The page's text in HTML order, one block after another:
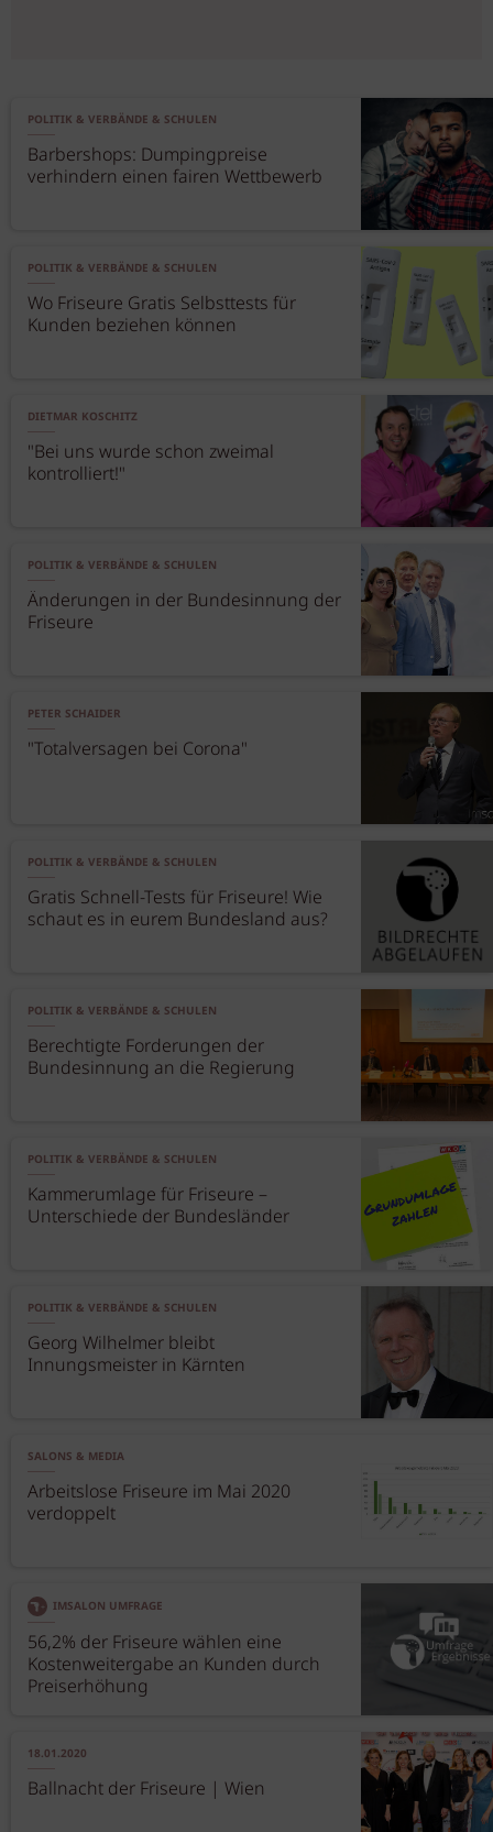
POLITIK & VERBÄNDE & SCHULEN
Barbershops: Dumpingpreise
verhindern einen fairen Wettbewerb
POLITIK & VERBÄNDE & SCHULEN
Wo Friseure Gratis Selbsttests für
Kunden beziehen können
DIETMAR KOSCHITZ
"Bei uns wurde schon zweimal
kontrolliert!"
POLITIK & VERBÄNDE & SCHULEN
Änderungen in der Bundesinnung der
Friseure
PETER SCHAIDER
"Totalversagen bei Corona"
POLITIK & VERBÄNDE & SCHULEN
Gratis Schnell-Tests für Friseure! Wie
schaut es in eurem Bundesland aus?
POLITIK & VERBÄNDE & SCHULEN
Berechtigte Forderungen der
Bundesinnung an die Regierung
POLITIK & VERBÄNDE & SCHULEN
Kammerumlage für Friseure –
Unterschiede der Bundesländer
POLITIK & VERBÄNDE & SCHULEN
Georg Wilhelmer bleibt
Innungsmeister in Kärnten
SALONS & MEDIA
Arbeitslose Friseure im Mai 2020
verdoppelt
IMSALON UMFRAGE
56,2% der Friseure wählen eine
Kostenweitergabe an Kunden durch
Preiserhöhung
18.01.2020
Ballnacht der Friseure | Wien